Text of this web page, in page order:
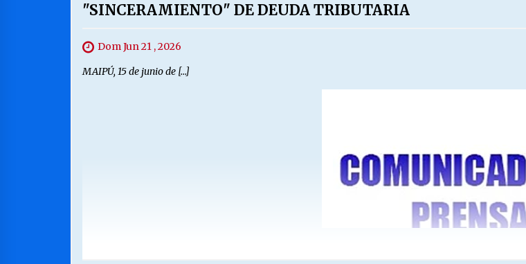
"SINCERAMIENTO" DE DEUDA TRIBUTARIA
Dom Jun 21 , 2026
MAIPÚ, 15 de junio de […]